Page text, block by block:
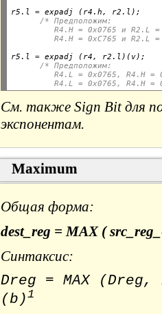
r5.l = expadj (r4.h, r2.l);
/* Предположим:
R4.H = 0x0765 и R2.L
R4.H = 0xC765 и R2.L
r5.l = expadj (r4, r2.l)(v);
/* Предположим:
R4.L = 0x0765, R4.H =
R4.L = 0x0765, R4.H =
См. также Sign Bit для
экспонентам.
Maximum
Общая форма:
dest_reg = MAX (
Синтаксис:
Dreg = MAX
(b)1